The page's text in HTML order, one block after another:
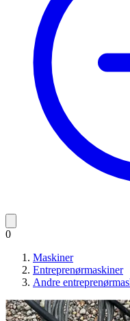
0
Maskiner
Entreprenørmaskiner
Andre